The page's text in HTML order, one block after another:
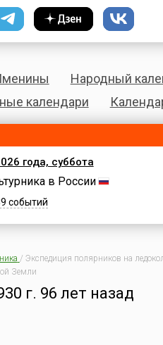
Народный
календари
года, суббота
в России
событий
/ Экспедиция полярников на
Земли
г. 96 лет назад